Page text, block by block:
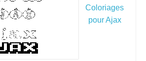
Coloriages
pour Ajax